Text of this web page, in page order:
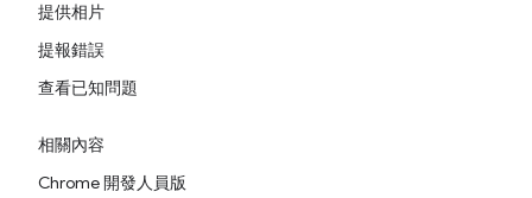
提供相片
提報錯誤
查看已知問題
相關內容
Chrome 開發人員版